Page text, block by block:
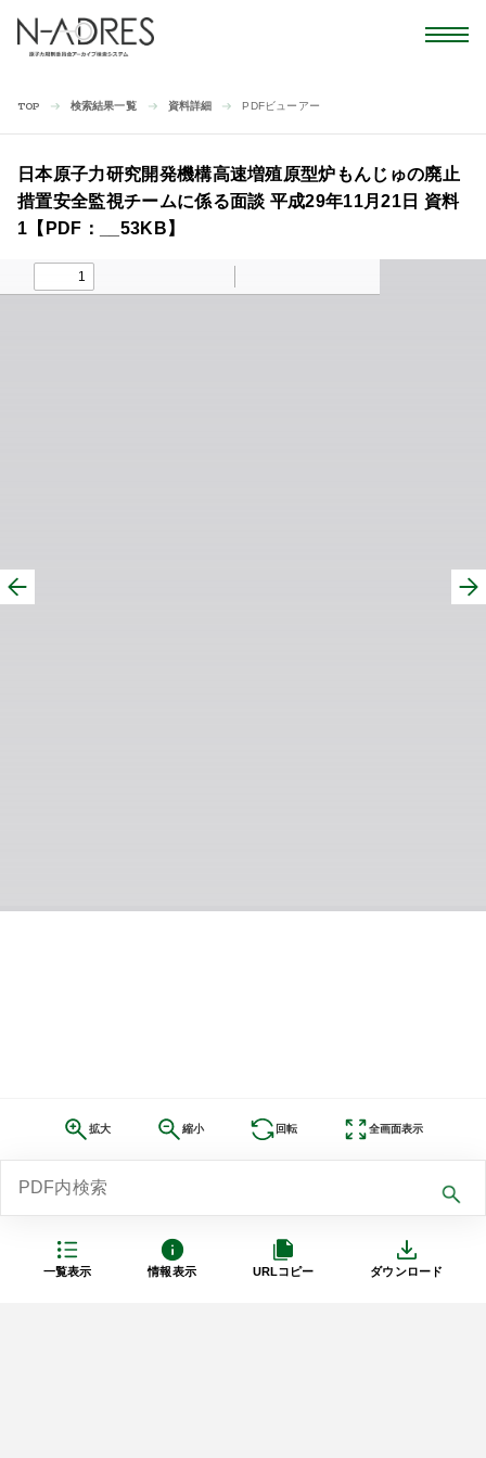
TOP 検索結果一覧 資料詳細 PDFビューアー
一覧表示 情報表示 URLコピー ダウンロード
日本原子力研究開発機構高速増殖原型炉もんじゅの廃止
措置安全監視チームに係る面談 平成29年11月21日 資料
1【PDF：__53KB】
拡大 縮小 回転 全画面表示